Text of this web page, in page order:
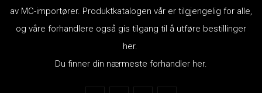
av MC-importører. Produktkatalogen vår er tilgjengelig for alle,
og våre forhandlere også gis tilgang til å utføre bestillinger
her.
Du finner din nærmeste forhandler her.